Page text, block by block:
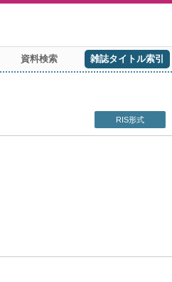
資料検索 雑誌タイトル索引
RIS形式